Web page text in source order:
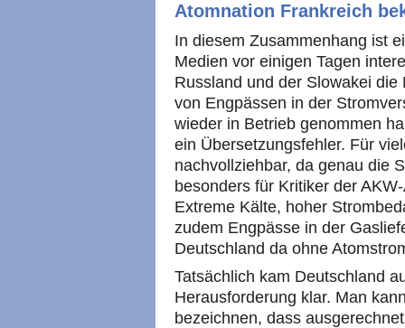
Atomnation Frankreich
In diesem Zusammenhang ist
Medien vor einigen Tagen
Russland und der Slowakei
von Engpässen in der
wieder in Betrieb genommen
ein Übersetzungsfehler. Für
nachvollziehbar, da genau die
besonders für Kritiker der
Extreme Kälte, hoher
zudem Engpässe in der
Deutschland da ohne
Tatsächlich kam Deutschland
Herausforderung klar. Man
bezeichnen, dass